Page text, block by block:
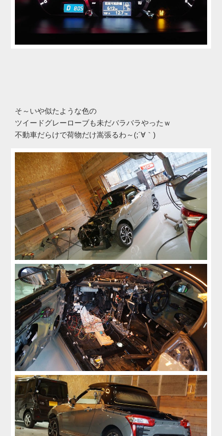
そ～いや似たような色の
ツイードグレーローブも未だバラバラやったｗ
不動車だらけで荷物だけ嵩張るわ～(;´∀｀)